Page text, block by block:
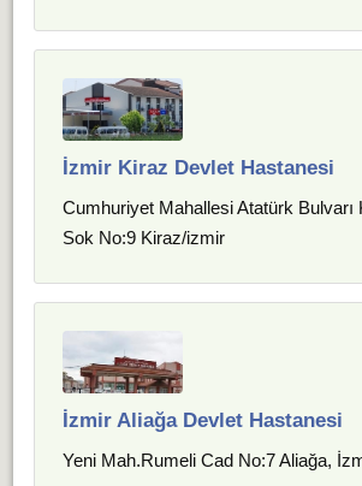
İzmir Kiraz Devlet Hastanesi
Cumhuriyet Mahallesi Atatürk Bulvarı
Sok No:9 Kiraz/izmir
İzmir Aliağa Devlet Hastanesi
Yeni Mah.Rumeli Cad No:7 Aliağa,